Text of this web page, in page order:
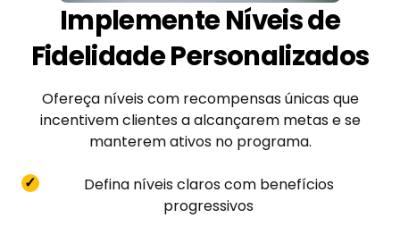
Implemente Níveis de
Fidelidade Personalizados
Ofereça níveis com recompensas únicas que
incentivem clientes a alcançarem metas e se
manterem ativos no programa.
✓
Defina níveis claros com benefícios
progressivos